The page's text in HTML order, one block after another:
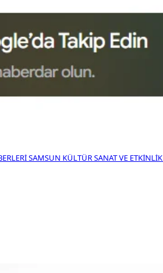
SAMSUN KÜLTÜR SANAT VE ETKINLIK